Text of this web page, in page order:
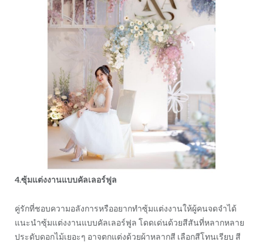
4.ซุ้มแต่งงานแบบคัลเลอร์ฟูล
คู่รักที่ชอบความอลังการหรืออยากทำซุ้มแต่งงานให้ผู้คนจดจำได้
แนะนำซุ้มแต่งงานแบบคัลเลอร์ฟูล โดดเด่นด้วยสีสันที่หลากหลาย
ประดับดอกไม้เยอะๆ อาจตกแต่งด้วยผ้าหลากสี เลือกสีโทนเรียบ สี